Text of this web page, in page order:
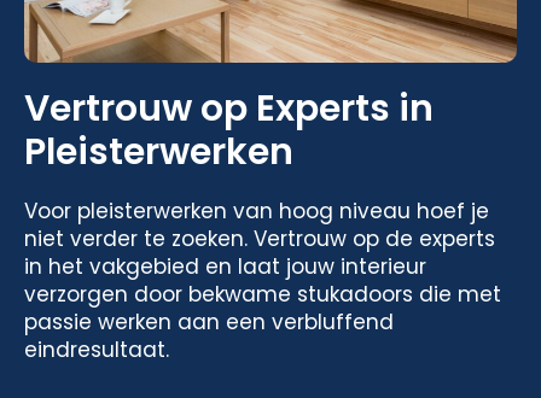
Vertrouw op Experts in
Pleisterwerken
Voor pleisterwerken van hoog niveau hoef je
niet verder te zoeken. Vertrouw op de experts
in het vakgebied en laat jouw interieur
verzorgen door bekwame stukadoors die met
passie werken aan een verbluffend
eindresultaat.